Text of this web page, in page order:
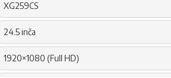
XG259CS
24.5 inča
1920×1080 (Full HD)